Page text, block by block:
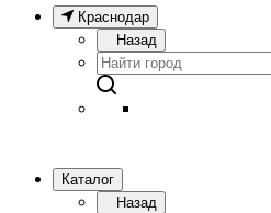
Краснодар
Назад
Каталог
Назад